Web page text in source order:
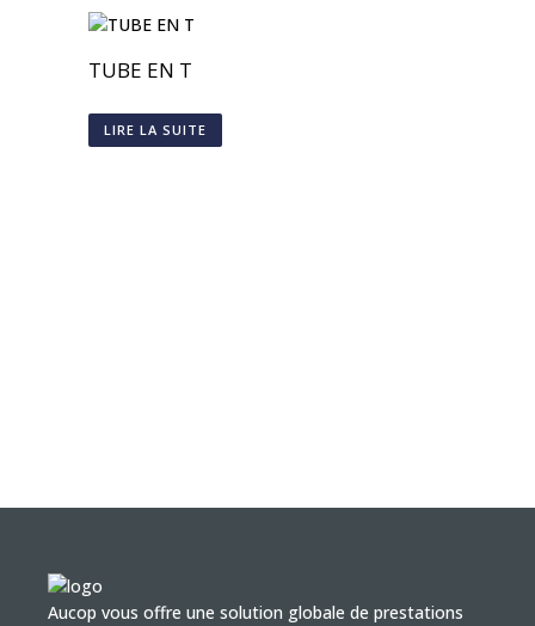
TUBE EN T
LIRE LA SUITE
Aucop vous offre une solution globale de prestations